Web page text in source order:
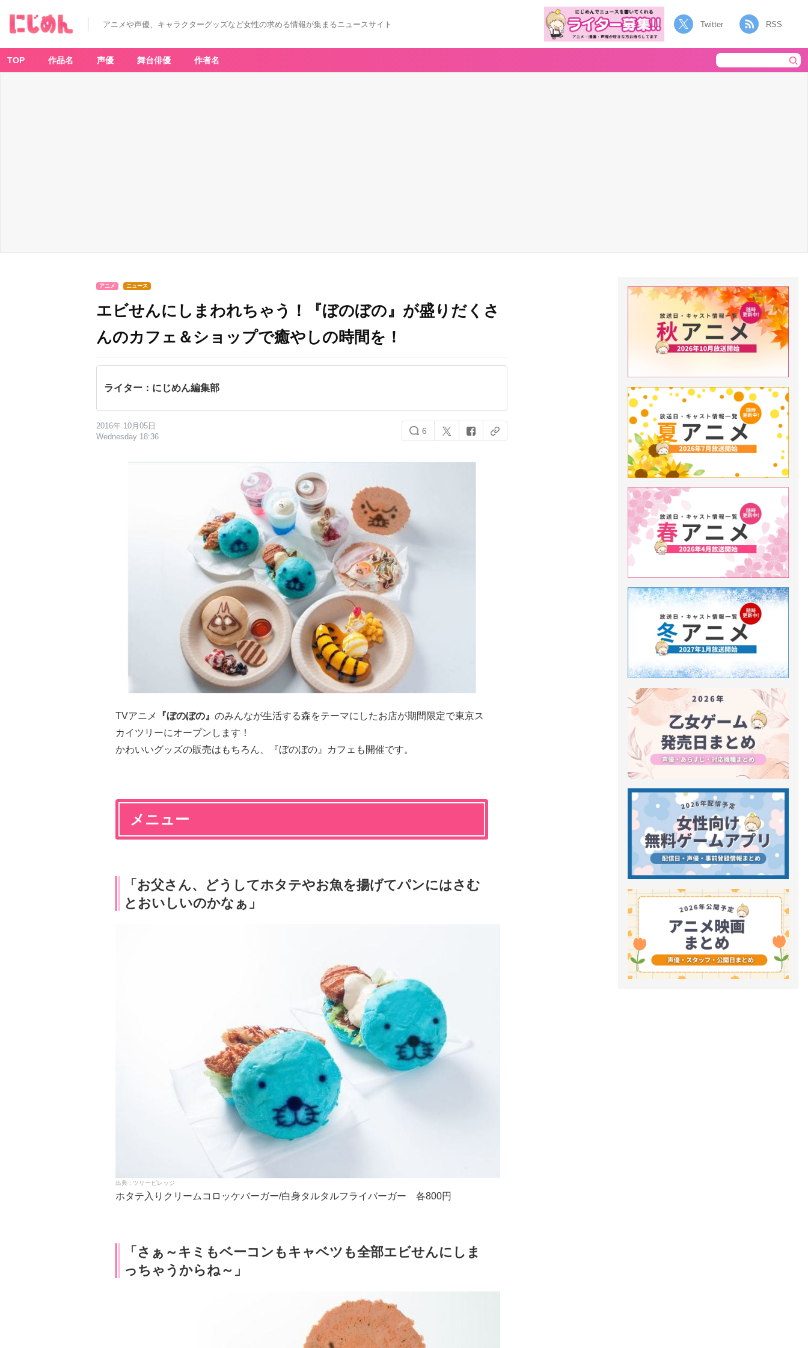
アニメや声優、キャラクターグッズなど女性の求める情報が集まるニュースサイト Twitter RSS
TOP 作品名 声優 舞台俳優 作者名
アニメ ニュース
エビせんにしまわれちゃう！『ぼのぼの』が盛りだくさ
んのカフェ＆ショップで癒やしの時間を！
ライター：にじめん編集部
2016年 10月05日
Wednesday 18:36
6
TVアニメ 『ぼのぼの』 のみんなが生活する森をテーマにしたお店が期間限定で東京ス
カイツリーにオープンします！
かわいいグッズの販売はもちろん、『ぼのぼの』カフェも開催です。
メニュー
「お父さん、どうしてホタテやお魚を揚げてパンにはさむ
とおいしいのかなぁ」
ツリービレッジ
ホタテ入りクリームコロッケバーガー/白身タルタルフライバーガー 各800円
「さぁ～キミもベーコンもキャベツも全部エビせんにしま
っちゃうからね～」